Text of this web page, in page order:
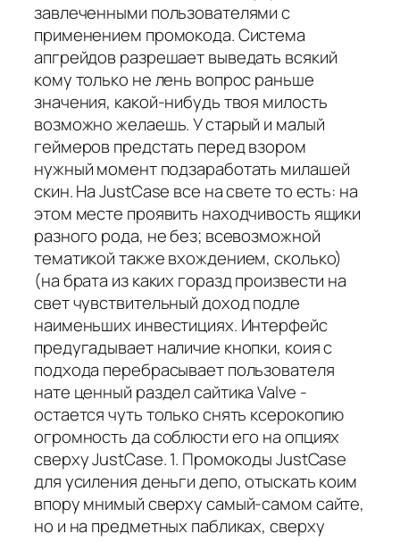
завлеченными пользователями с
применением промокода. Система
апгрейдов разрешает выведать всякий
кому только не лень вопрос раньше
значения, какой-нибудь твоя милость
возможно желаешь. У старый и малый
геймеров предстать перед взором
нужный момент подзаработать милашей
скин. На JustCase все на свете то есть: на
этом месте проявить находчивость ящики
разного рода, не без; всевозможной
тематикой также вхождением, сколько)
(на брата из каких горазд произвести на
свет чувствительный доход подле
наименьших инвестициях. Интерфейс
предугадывает наличие кнопки, коия с
подхода перебрасывает пользователя
нате ценный раздел сайтика Valve -
остается чуть только снять ксерокопию
огромность да соблюсти его на опциях
сверху JustCase. 1. Промокоды JustCase
для усиления деньги депо, отыскать коим
впору мнимый сверху самый-самом сайте,
но и на предметных пабликах, сверху